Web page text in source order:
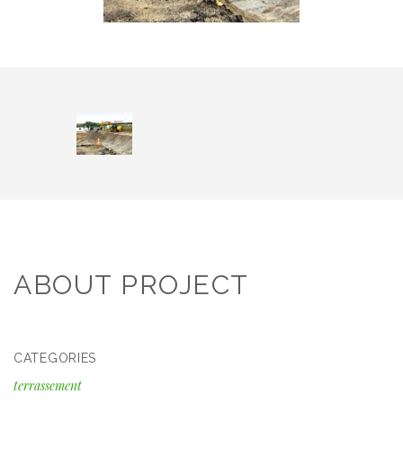
ABOUT PROJECT
CATEGORIES
terrassement